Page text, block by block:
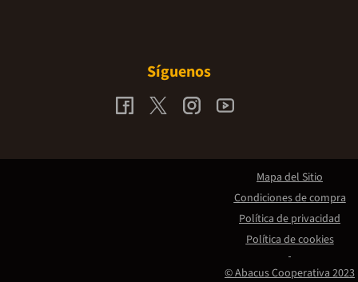
Síguenos
© Abacus Cooperativa 2023
Mapa del Sitio
Condiciones de compra
Política de privacidad
Política de cookies